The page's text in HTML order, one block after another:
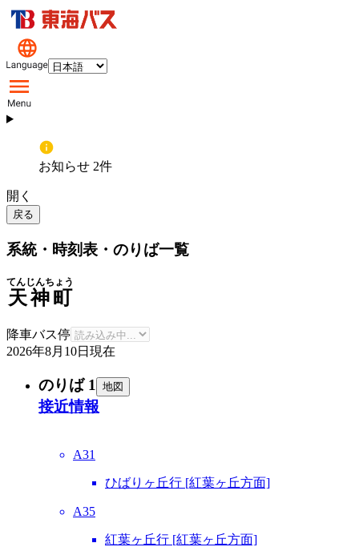
お知らせ 2件
開く
戻る
系統・時刻表・のりば一覧
天神町
てんじんちょう
降車バス停
2026年8月10日 現在
のりば 1 地図
接近情報
A31
ひばりヶ丘行 [紅葉ヶ丘方面]
A35
紅葉ヶ丘行 [紅葉ヶ丘方面]